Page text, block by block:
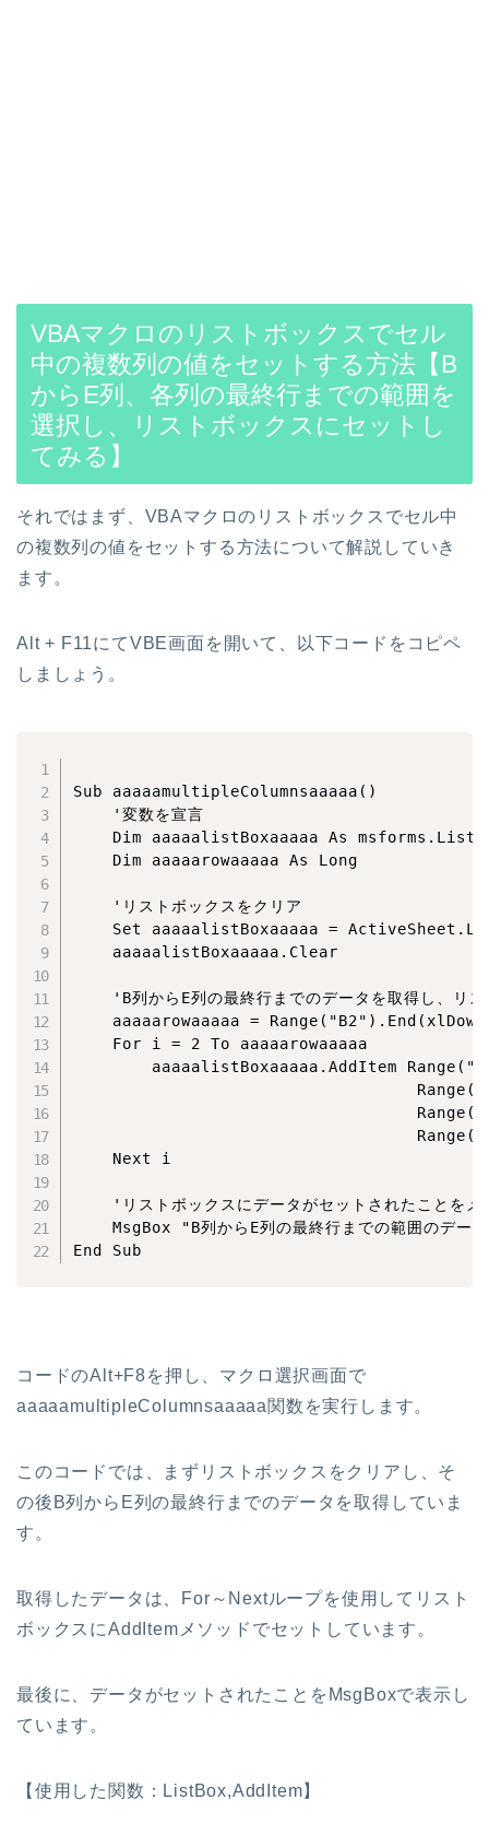
VBAマクロのリストボックスでセル
中の複数列の値をセットする方法【B
からE列、各列の最終行までの範囲を
選択し、リストボックスにセットし
てみる】
それではまず、VBAマクロのリストボックスでセル中
の複数列の値をセットする方法について解説していき
ます。
Alt + F11にてVBE画面を開いて、以下コードをコピペ
しましょう。
Sub aaaaamultipleColumnsaaaaa()
    '変数を宣言
Dim aaaaalistBoxaaaaa As
    Dim aaaaarowaaaaa As Long
    'リストボックスをクリア
Set aaaaalistBoxaaaaa =
    aaaaalistBoxaaaaa.Clear
'B列からE列の最終行までのデータを取得し、リス
aaaaarowaaaaa =
    For i = 2 To aaaaarowaaaaa
aaaaalistBoxaaaaa.AddItem
    Next i
'リストボックスにデータがセットされたことをメ
MsgBox "B列からE列の最終行までの範囲のデー
コードのAlt+F8を押し、マクロ選択画面で
aaaaamultipleColumnsaaaaa関数を実行します。
このコードでは、まずリストボックスをクリアし、そ
の後B列からE列の最終行までのデータを取得していま
す。
取得したデータは、For～Nextループを使用してリスト
ボックスにAddItemメソッドでセットしています。
最後に、データがセットされたことをMsgBoxで表示し
ています。
【使用した関数：ListBox,AddItem】